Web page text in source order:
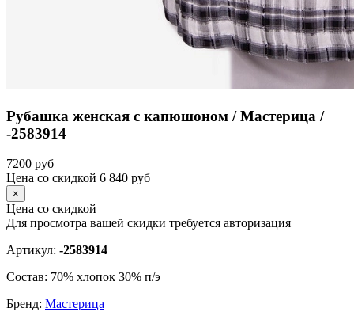
Рубашка женская с капюшоном / Мастерица /
-2583914
7200 руб
Цена со скидкой 6 840 руб
×
Цена со скидкой
Для просмотра вашей скидки требуется авторизация
Артикул: -2583914
Состав: 70% хлопок 30% п/э
Бренд: Мастерица